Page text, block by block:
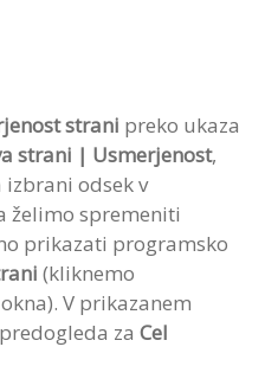
strani preko ukaza
strani | Usmerjenost,
izbrani odsek v
želimo spremeniti
prikazati programsko
(kliknemo
V prikazanem
za Cel